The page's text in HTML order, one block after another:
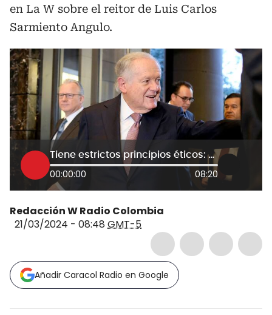
en La W sobre el reitor de Luis Carlos
Sarmiento Angulo.
Tiene estrictos principios éticos: Alejandro Figueroa sobre Luis Carlos Sarmiento Angulo
00:00:00 08:20
Redacción W Radio Colombia
21/03/2024 - 08:48 GMT-5
Añadir Caracol Radio en Google